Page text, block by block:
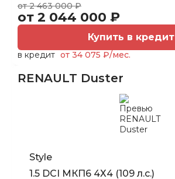
от 2 463 000 ₽
от 2 044 000 ₽
Купить в кредит
в кредит от 34 075 ₽/мес.
RENAULT Duster
Style
1.5 DCI МКП6 4Х4 (109 л.с.)